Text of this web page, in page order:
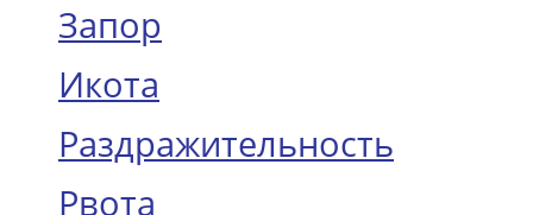
Запор
Икота
Раздражительность
Рвота